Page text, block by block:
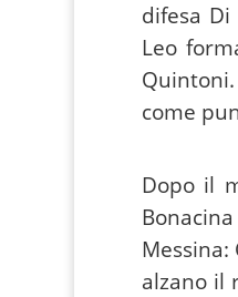
difesa
Leo
come
Dopo il
alzano il